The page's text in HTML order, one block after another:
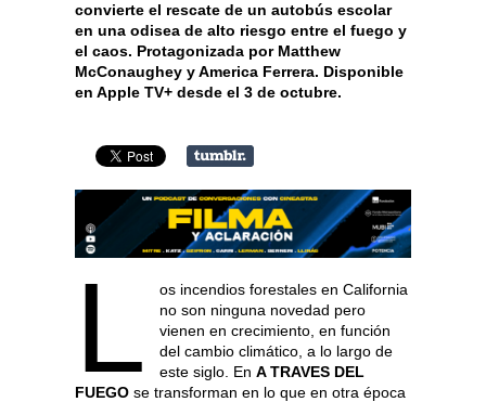
convierte el rescate de un autobús escolar
en una odisea de alto riesgo entre el fuego y
el caos. Protagonizada por Matthew
McConaughey y America Ferrera. Disponible
en Apple TV+ desde el 3 de octubre.
L
os incendios forestales en California
no son ninguna novedad pero
vienen en crecimiento, en función
del cambio climático, a lo largo de
este siglo. En A TRAVES DEL
FUEGO se transforman en lo que en otra época